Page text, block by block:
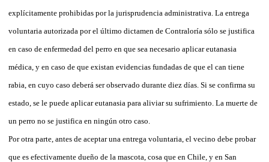
explícitamente prohibidas por la jurisprudencia administrativa. La entrega
voluntaria autorizada por el último dictamen de Contraloría sólo se justifica
en caso de enfermedad del perro en que sea necesario aplicar eutanasia
médica, y en caso de que existan evidencias fundadas de que el can tiene
rabia, en cuyo caso deberá ser observado durante diez días. Si se confirma su
estado, se le puede aplicar eutanasia para aliviar su sufrimiento. La muerte de
un perro no se justifica en ningún otro caso.
Por otra parte, antes de aceptar una entrega voluntaria, el vecino debe probar
que es efectivamente dueño de la mascota, cosa que en Chile, y en San